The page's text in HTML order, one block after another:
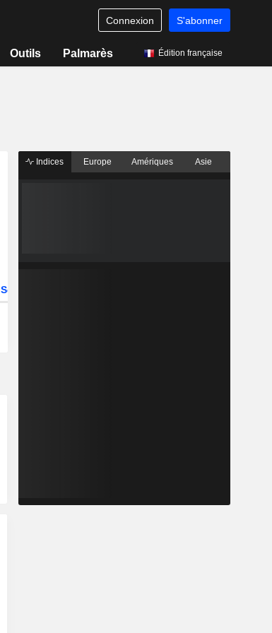
Connexion S'abonner
Outils Palmarès Édition française
Secteur
Indices Europe Amériques Asie